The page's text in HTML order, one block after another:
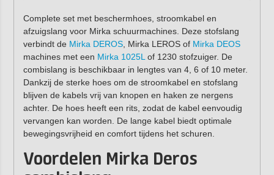
Complete set met beschermhoes, stroomkabel en
afzuigslang voor Mirka schuurmachines. Deze stofslang
verbindt de Mirka DEROS, Mirka LEROS of Mirka DEOS
machines met een Mirka 1025L of 1230 stofzuiger. De
combislang is beschikbaar in lengtes van 4, 6 of 10 meter.
Dankzij de sterke hoes om de stroomkabel en stofslang
blijven de kabels vrij van knopen en haken ze nergens
achter. De hoes heeft een rits, zodat de kabel eenvoudig
vervangen kan worden. De lange kabel biedt optimale
bewegingsvrijheid en comfort tijdens het schuren.
Voordelen Mirka Deros